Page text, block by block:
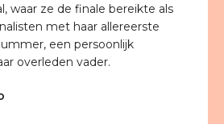
waar ze de finale bereikte als
met haar allereerste
een persoonlijk
overleden vader.